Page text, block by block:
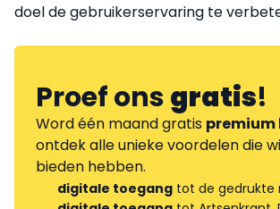
doel de gebruikerservaring te
Proef onsgratis!
Word één maand gratis premium
ontdek alle unieke voordelen die
bieden hebben.
digitale toegang tot de gedrukte